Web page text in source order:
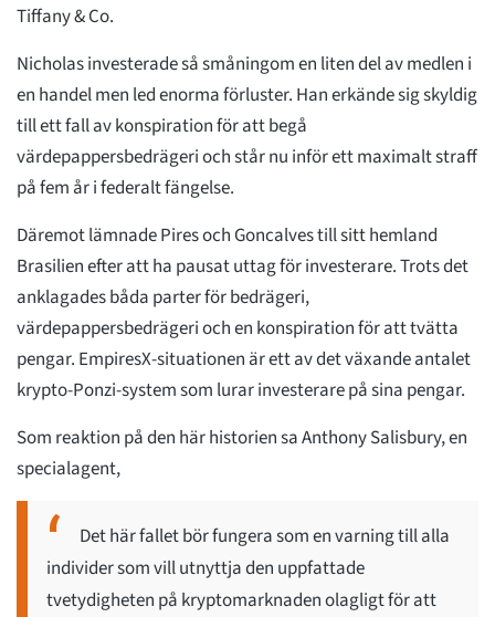
Tiffany & Co.
Nicholas investerade så småningom en liten del av medlen i
en handel men led enorma förluster. Han erkände sig skyldig
till ett fall av konspiration för att begå
värdepappersbedrägeri och står nu inför ett maximalt straff
på fem år i federalt fängelse.
Däremot lämnade Pires och Goncalves till sitt hemland
Brasilien efter att ha pausat uttag för investerare. Trots det
anklagades båda parter för bedrägeri,
värdepappersbedrägeri och en konspiration för att tvätta
pengar. EmpiresX-situationen är ett av det växande antalet
krypto-Ponzi-system som lurar investerare på sina pengar.
Som reaktion på den här historien sa Anthony Salisbury, en
specialagent,
Det här fallet bör fungera som en varning till alla
individer som vill utnyttja den uppfattade
tvetydigheten på kryptomarknaden olagligt för att